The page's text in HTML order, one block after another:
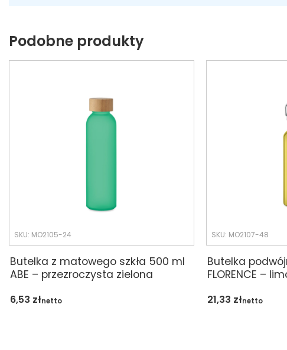
Podobne produkty
SKU: MO2105-24
Butelka z matowego szkła 500 ml
ABE – przezroczysta zielona
6,53 złnetto
SKU: MO2107-48
Butelka
FLORENCE –
21,33 złnetto